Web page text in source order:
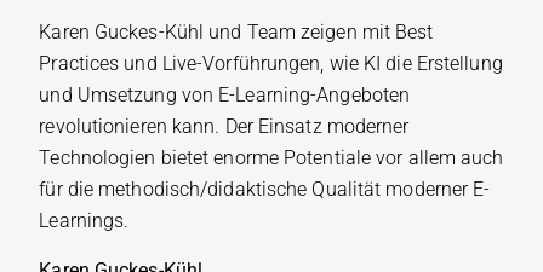
Karen Guckes-Kühl und Team zeigen mit Best
Practices und Live-Vorführungen, wie KI die Erstellung
und Umsetzung von E-Learning-Angeboten
revolutionieren kann. Der Einsatz moderner
Technologien bietet enorme Potentiale vor allem auch
für die methodisch/didaktische Qualität moderner E-
Learnings.